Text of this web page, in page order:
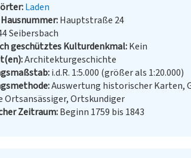
Laden
Hauptstraße 24
Seibersbach
geschütztes Kulturdenkmal Kein
Architekturgeschichte
i.d.R. 1:5.000 (größer als 1:20.000)
Auswertung historischer Karten,
Ortsansässiger, Ortskundiger
Zeitraum Beginn 1759 bis 1843